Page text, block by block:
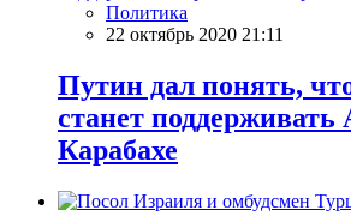
Политика
22 октябрь 2020 21:11
Путин дал понять,
станет
Карабахе